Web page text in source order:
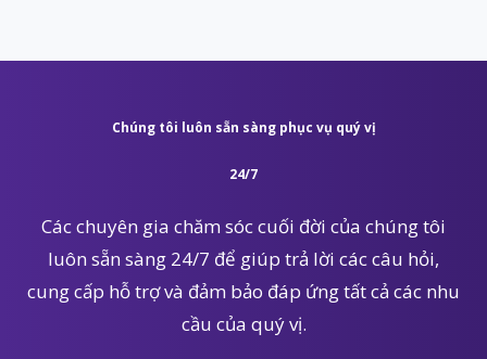
Chúng tôi luôn sẵn sàng phục vụ quý vị
24/7
Các chuyên gia chăm sóc cuối đời của chúng tôi
luôn sẵn sàng 24/7 để giúp trả lời các câu hỏi,
cung cấp hỗ trợ và đảm bảo đáp ứng tất cả các nhu
cầu của quý vị.